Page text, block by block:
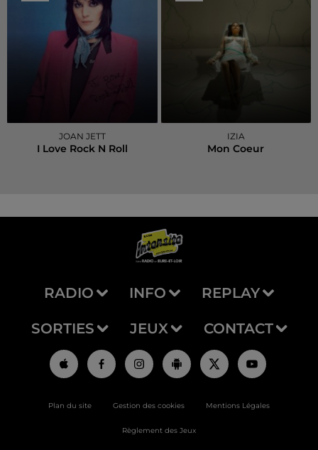
JOAN JETT
I Love Rock N Roll
IZIA
Mon Coeur
RADIO INFO REPLAY
SORTIES JEUX CONTACT
Plan du site Gestion des cookies Mentions Légales
Règlement des Jeux